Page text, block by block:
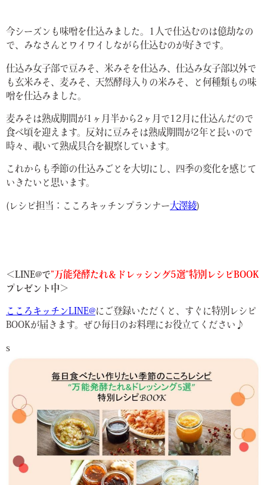
今シーズンも味噌を仕込みました。1人で仕込むのは億劫なの
で、みなさんとワイワイしながら仕込むのが好きです。
仕込み女子部で豆みそ、米みそを仕込み、仕込み女子部以外で
も玄米みそ、麦みそ、天然酵母入りの米みそ、と何種類もの味
噌を仕込みました。
麦みそは熟成期間が1ヶ月半から2ヶ月で12月に仕込んだので
食べ頃を迎えます。反対に豆みそは熟成期間が2年と長いので
時々、覗いて熟成具合を観察しています。
これからも季節の仕込みごとを大切にし、四季の変化を感じて
いきたいと思います。
(レシピ担当：こころキッチンプランナー大澤綾)
＜LINE@で”万能発酵たれ＆ドレッシング5選”特別レシピBOOK
プレゼント中＞
こころキッチンLINE@にご登録いただくと、すぐに特別レシピ
BOOKが届きます。ぜひ毎日のお料理にお役立てください♪
s